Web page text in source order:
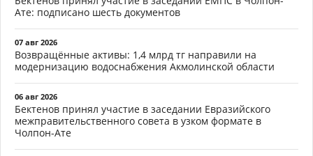
Ате: подписано шесть документов
07 авг 2026
Возвращённые активы: 1,4 млрд тг направили на
модернизацию водоснабжения Акмолинской области
06 авг 2026
Бектенов принял участие в заседании Евразийского
межправительственного совета в узком формате в
Чолпон-Ате